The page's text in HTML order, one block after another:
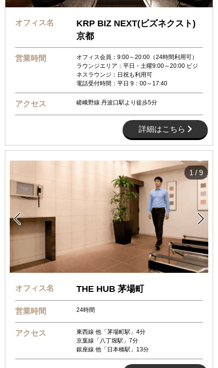
オフィス名
KRP BIZ NEXT(ビズネクスト)
京都
営業時間
オフィス会員：9:00～20:00（24時間利用可）
ラウンジエリア：平日・土曜9:00～20:00 ビジ
ネスラウンジ：日祝も利用可
電話受付時間：平日 9：00～17:40
アクセス 嵯峨野線 丹波口駅より徒歩5分
詳細はこちら
 
1 / 9
オフィス名 THE HUB 茅場町
営業時間 24時間
アクセス
東西線 他「茅場町駅」4分
京葉線「八丁堀駅」7分
銀座線 他「日本橋駅」13分